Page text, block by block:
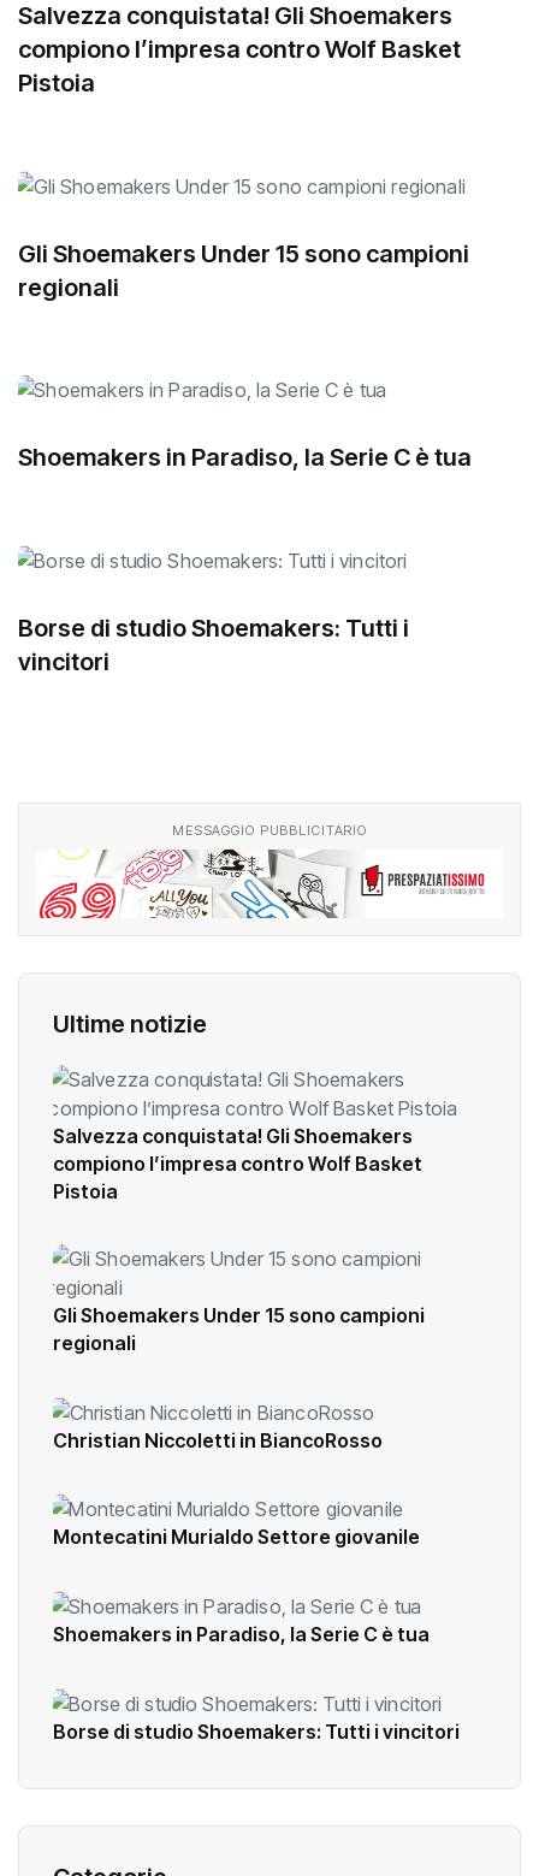
Salvezza conquistata! Gli Shoemakers
compiono l’impresa contro Wolf Basket
Pistoia
Gli Shoemakers Under 15 sono campioni
regionali
Shoemakers in Paradiso, la Serie C è tua
Borse di studio Shoemakers: Tutti i
vincitori
MESSAGGIO PUBBLICITARIO
Ultime notizie
Salvezza conquistata! Gli Shoemakers
compiono l’impresa contro Wolf Basket
Pistoia
Gli Shoemakers Under 15 sono campioni
regionali
Christian Niccoletti in BiancoRosso
Montecatini Murialdo Settore giovanile
Shoemakers in Paradiso, la Serie C è tua
Borse di studio Shoemakers: Tutti i vincitori